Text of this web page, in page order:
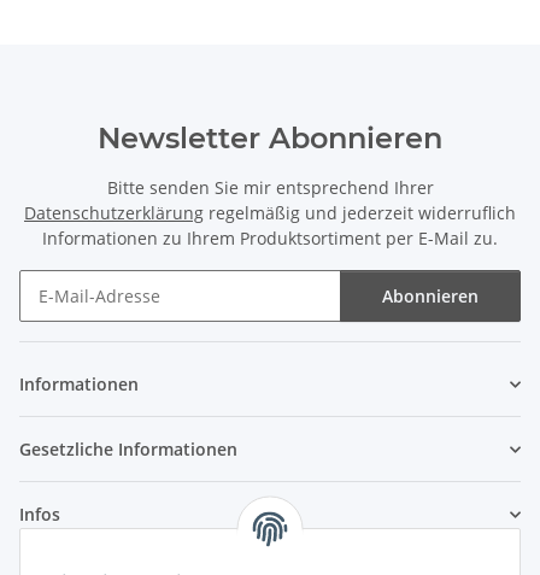
Newsletter Abonnieren
Bitte senden Sie mir entsprechend Ihrer
Datenschutzerklärung regelmäßig und jederzeit widerruflich
Informationen zu Ihrem Produktsortiment per E-Mail zu.
Abonnieren
Informationen
Gesetzliche Informationen
Infos